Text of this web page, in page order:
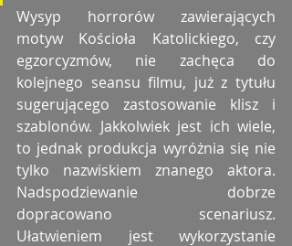
Wysyp horrorów zawierających
motyw Kościoła Katolickiego, czy
egzorcyzmów, nie zachęca do
kolejnego seansu filmu, już z tytułu
sugerującego zastosowanie klisz i
szablonów. Jakkolwiek jest ich wiele,
to jednak produkcja wyróżnia się nie
tylko nazwiskiem znanego aktora.
Nadspodziewanie dobrze
dopracowano scenariusz.